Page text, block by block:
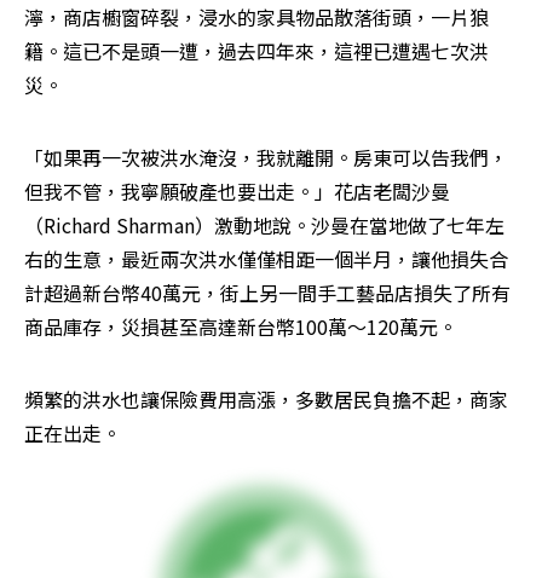
濘，商店櫥窗碎裂，浸水的家具物品散落街頭，一片狼
籍。這已不是頭一遭，過去四年來，這裡已遭遇七次洪
災。
「如果再一次被洪水淹沒，我就離開。房東可以告我們，
但我不管，我寧願破產也要出走。」花店老闆沙曼
（Richard Sharman）激動地說。沙曼在當地做了七年左
右的生意，最近兩次洪水僅僅相距一個半月，讓他損失合
計超過新台幣40萬元，街上另一間手工藝品店損失了所有
商品庫存，災損甚至高達新台幣100萬～120萬元。
頻繁的洪水也讓保險費用高漲，多數居民負擔不起，商家
正在出走。